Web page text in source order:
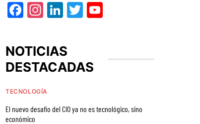
Facebook
Instagram
LinkedIn
Twitter
NOTICIAS
DESTACADAS
TECNOLOGÍA
El nuevo desafío del CIO ya no es tecnológico, sino
económico